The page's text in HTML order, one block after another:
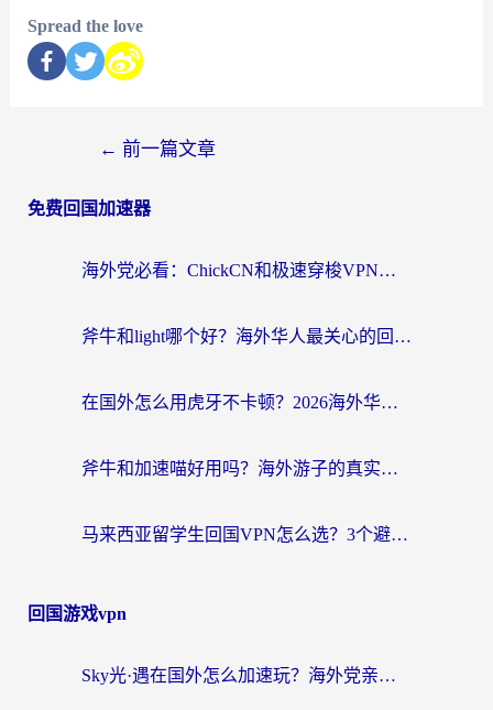
Spread the love
← 前一篇文章
免费回国加速器
海外党必看：ChickCN和极速穿梭VPN好用吗？3招教你选对回国加速器无缝刷国内资源
斧牛和light哪个好？海外华人最关心的回国加速器选择难题，一篇讲透
在国外怎么用虎牙不卡顿？2026海外华人亲测有效的回国加速器选择指南
斧牛和加速喵好用吗？海外游子的真实选择困境
马来西亚留学生回国VPN怎么选？3个避坑点+1款实测好用的加速器推荐
回国游戏vpn
Sky光·遇在国外怎么加速玩？海外党亲测有效的国服游戏加速指南